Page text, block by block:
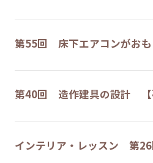
第55回 床下エアコンがお
第40回 造作建具の設計 【
インテリア・レッスン 第26